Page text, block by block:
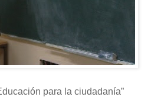
para la ciudadanía”